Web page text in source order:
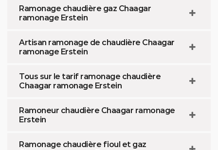
Ramonage chaudière gaz Chaagar
ramonage Erstein
Artisan ramonage de chaudière Chaagar
ramonage Erstein
Tous sur le tarif ramonage chaudière
Chaagar ramonage Erstein
Ramoneur chaudière Chaagar ramonage
Erstein
Ramonage chaudière fioul et gaz